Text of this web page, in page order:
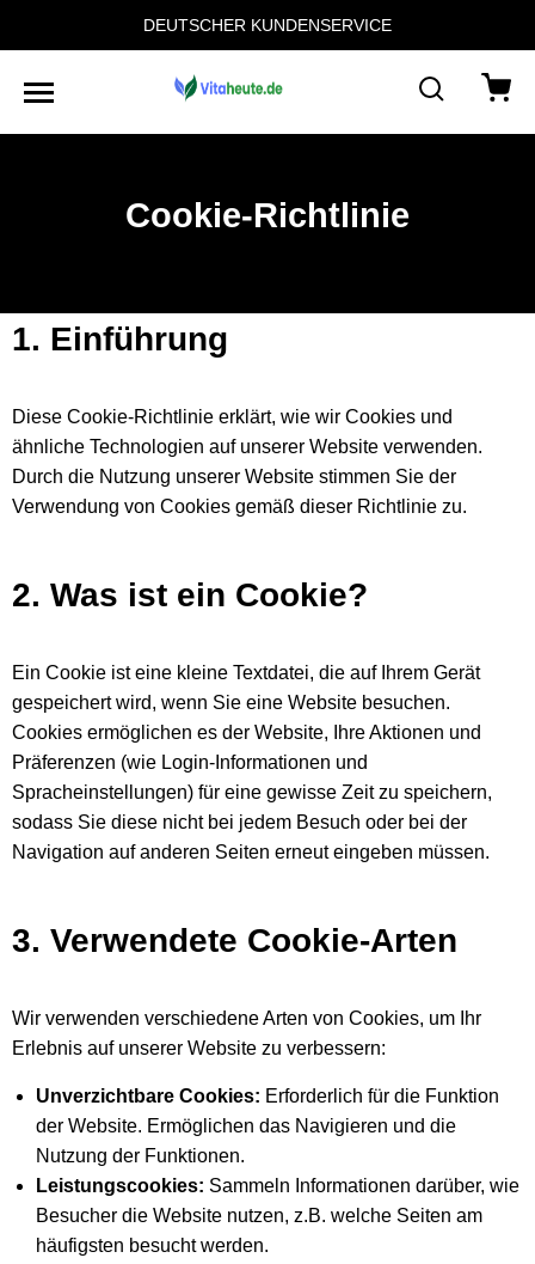
DEUTSCHER KUNDENSERVICE
Cookie-Richtlinie
1. Einführung
Diese Cookie-Richtlinie erklärt, wie wir Cookies und
ähnliche Technologien auf unserer Website verwenden.
Durch die Nutzung unserer Website stimmen Sie der
Verwendung von Cookies gemäß dieser Richtlinie zu.
2. Was ist ein Cookie?
Ein Cookie ist eine kleine Textdatei, die auf Ihrem Gerät
gespeichert wird, wenn Sie eine Website besuchen.
Cookies ermöglichen es der Website, Ihre Aktionen und
Präferenzen (wie Login-Informationen und
Spracheinstellungen) für eine gewisse Zeit zu speichern,
sodass Sie diese nicht bei jedem Besuch oder bei der
Navigation auf anderen Seiten erneut eingeben müssen.
3. Verwendete Cookie-Arten
Wir verwenden verschiedene Arten von Cookies, um Ihr
Erlebnis auf unserer Website zu verbessern:
Unverzichtbare Cookies: Erforderlich für die Funktion
der Website. Ermöglichen das Navigieren und die
Nutzung der Funktionen.
Leistungscookies: Sammeln Informationen darüber, wie
Besucher die Website nutzen, z.B. welche Seiten am
häufigsten besucht werden.